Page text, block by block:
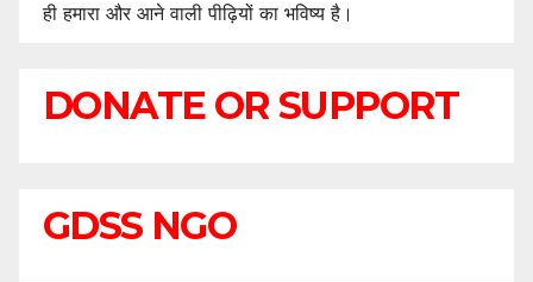
ही हमारा और आने वाली पीढ़ियों का भविष्य है।
DONATE OR SUPPORT
GDSS NGO